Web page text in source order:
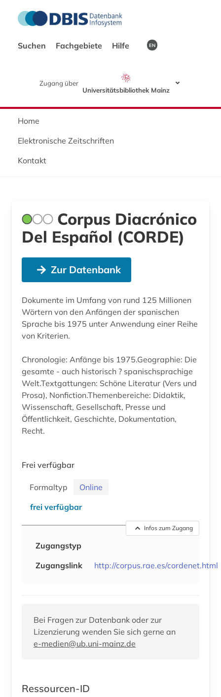
Suchen Fachgebiete Hilfe EN
Zugang über
Universitätsbibliothek Mainz
Home
Elektronische Zeitschriften
Kontakt
Corpus Diacrónico
Del Español (CORDE)
Zur Datenbank
Dokumente im Umfang von rund 125 Millionen
Wörtern von den Anfängen der spanischen
Sprache bis 1975 unter Anwendung einer Reihe
von Kriterien.
Chronologie: Anfänge bis 1975.Geographie: Die
gesamte - auch historisch ? spanischsprachige
Welt.Textgattungen: Schöne Literatur (Vers und
Prosa), Nonfiction.Themenbereiche: Didaktik,
Wissenschaft, Gesellschaft, Presse und
Öffentlichkeit, Geschichte, Dokumentation,
Recht.
Frei verfügbar
Formaltyp
Online
frei verfügbar
Infos zum Zugang
Zugangstyp
Zugangslink
http://corpus.rae.es/cordenet.html
Bei Fragen zur Datenbank oder zur
Lizenzierung wenden Sie sich gerne an
e-medien@ub.uni-mainz.de
Ressourcen-ID